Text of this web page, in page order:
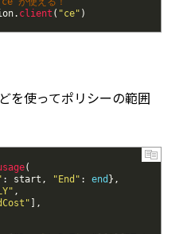
. client ( "ce" )
を使ってポリシーの範囲
(
: start , "End" : end } ,
,
,